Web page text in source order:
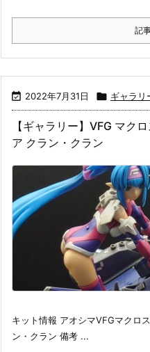
記
 2022年7月31日  ギャラリ
【ギャラリー】VFG マク
ア クラン・クラン
キット情報 アオシマVFGマクロ
ン・クラン 備考 ...